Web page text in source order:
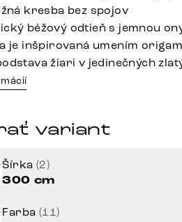
kresba bez spojov
béžový odtieň s jemnou
je inšpirovaná umením
žiari v jedinečných
variant
Šírka (2)
300 cm
Farba (11)